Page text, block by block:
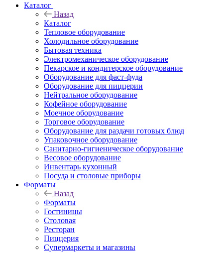
Каталог
Назад
Каталог
Тепловое оборудование
Холодильное оборудование
Бытовая техника
Электромеханическое оборудование
Пекарское и кондитерское оборудование
Оборудование для фаст-фуда
Оборудование для пиццерии
Нейтральное оборудование
Кофейное оборудование
Моечное оборудование
Торговое оборудование
Оборудование для раздачи готовых блюд
Упаковочное оборудование
Санитарно-гигиеническое оборудование
Весовое оборудование
Инвентарь кухонный
Посуда и столовые приборы
Форматы
Назад
Форматы
Гостиницы
Столовая
Ресторан
Пиццерия
Супермаркеты и магазины